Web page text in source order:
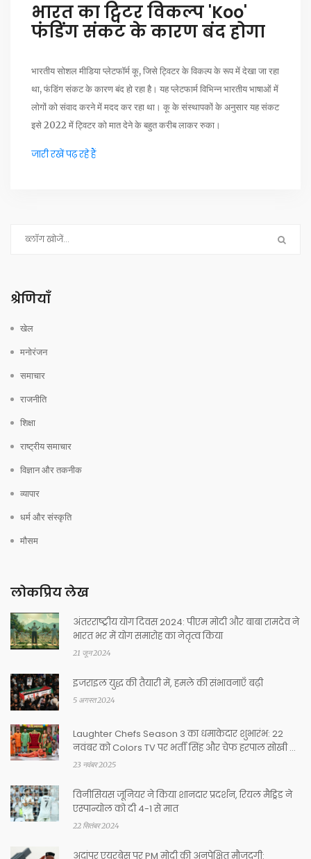
भारत का ट्विटर विकल्प 'Koo'
फंडिंग संकट के कारण बंद होगा
भारतीय सोशल मीडिया प्लेटफॉर्म कू, जिसे ट्विटर के विकल्प के रूप में देखा जा रहा
था, फंडिंग संकट के कारण बंद हो रहा है। यह प्लेटफार्म विभिन्न भारतीय भाषाओं में
लोगों को संवाद करने में मदद कर रहा था। कू के संस्थापकों के अनुसार यह संकट
इसे 2022 में ट्विटर को मात देने के बहुत करीब लाकर रुका।
जारी रखें पढ़ रहे हैं
श्रेणियाँ
खेल
मनोरंजन
समाचार
राजनीति
शिक्षा
राष्ट्रीय समाचार
विज्ञान और तकनीक
व्यापार
धर्म और संस्कृति
मौसम
लोकप्रिय लेख
अंतरराष्ट्रीय योग दिवस 2024: पीएम मोदी और बाबा रामदेव ने
भारत भर में योग समारोह का नेतृत्व किया
21 जून 2024
इजराइल युद्ध की तैयारी में, हमले की संभावनाएँ बढ़ी
5 अगस्त 2024
Laughter Chefs Season 3 का धमाकेदार शुभारंभ: 22
नवंबर को Colors TV पर भर्ती सिंह और चेफ हरपाल सोखी के
साथ तिगुना मस्ती
23 नवंबर 2025
विनीसियस जूनियर ने किया शानदार प्रदर्शन, रियल मैड्रिड ने
एस्पान्योल को दी 4-1 से मात
22 सितंबर 2024
अदांपुर एयरबेस पर PM मोदी की अनपेक्षित मौजूदगी: